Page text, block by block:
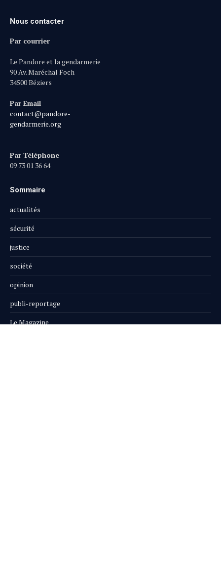
Nous contacter
Par courrier
Le Pandore et la gendarmerie
90 Av. Maréchal Foch
34500 Béziers
Par Email
contact@pandore-
gendarmerie.org
Par Téléphone
09 73 01 36 64
Sommaire
actualités
sécurité
justice
société
opinion
publi-reportage
Le Magazine